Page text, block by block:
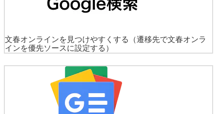
文春オンラインを見つけやすくする
（遷移先で文春オンラ
インを優先ソースに設定する）